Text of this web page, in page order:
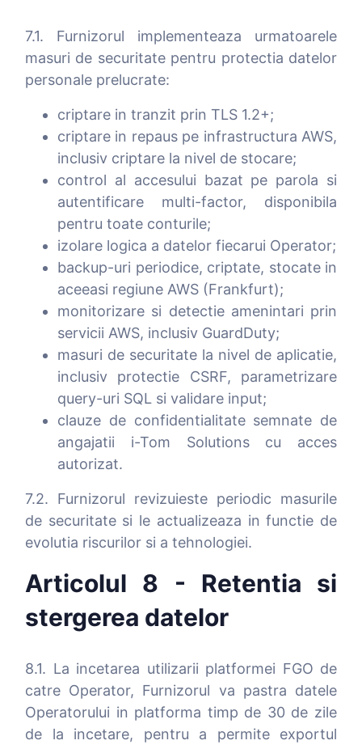
7.1. Furnizorul implementeaza urmatoarele
masuri de securitate pentru protectia datelor
personale prelucrate:
criptare in tranzit prin TLS 1.2+;
criptare in repaus pe infrastructura AWS,
inclusiv criptare la nivel de stocare;
control al accesului bazat pe parola si
autentificare multi-factor, disponibila
pentru toate conturile;
izolare logica a datelor fiecarui Operator;
backup-uri periodice, criptate, stocate in
aceeasi regiune AWS (Frankfurt);
monitorizare si detectie amenintari prin
servicii AWS, inclusiv GuardDuty;
masuri de securitate la nivel de aplicatie,
inclusiv protectie CSRF, parametrizare
query-uri SQL si validare input;
clauze de confidentialitate semnate de
angajatii i-Tom Solutions cu acces
autorizat.
7.2. Furnizorul revizuieste periodic masurile
de securitate si le actualizeaza in functie de
evolutia riscurilor si a tehnologiei.
Articolul 8 - Retentia si
stergerea datelor
8.1. La incetarea utilizarii platformei FGO de
catre Operator, Furnizorul va pastra datele
Operatorului in platforma timp de 30 de zile
de la incetare, pentru a permite exportul